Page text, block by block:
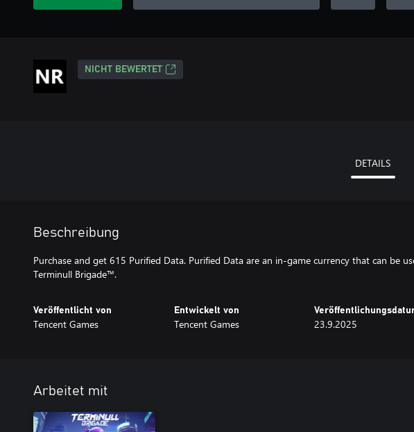
NICHT BEWERTET
DETAILS
Beschreibung
Purchase and get 615 Purified Data. Purified Data are an in-game currency that can be
Terminull Brigade™.
Veröffentlicht von
Tencent Games
Entwickelt von
Tencent Games 23.9.2025
Arbeitet mit